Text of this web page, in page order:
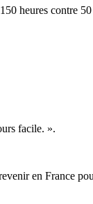
heures contre
facile. ».
en France